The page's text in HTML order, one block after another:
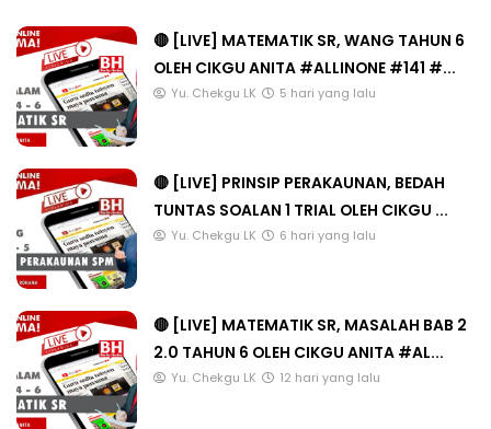
🔴 [LIVE] MATEMATIK SR, WANG TAHUN 6
OLEH CIKGU ANITA #ALLINONE #141 #...
Yu. Chekgu LK 5 hari yang lalu
🔴 [LIVE] PRINSIP PERAKAUNAN, BEDAH
TUNTAS SOALAN 1 TRIAL OLEH CIKGU ...
Yu. Chekgu LK 6 hari yang lalu
🔴 [LIVE] MATEMATIK SR, MASALAH BAB 2
2.0 TAHUN 6 OLEH CIKGU ANITA #AL...
Yu. Chekgu LK 12 hari yang lalu